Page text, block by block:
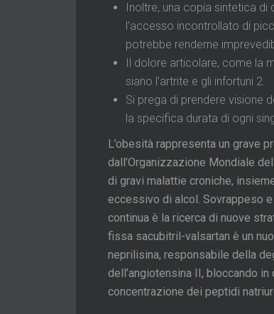
Inoltre, una copia sintetica
l’accesso incontrollato di
potrebbe renderne
Il dolore articolare, come la
siano l’artrite e gli infortuni 2.
Si prega di prendere visione
la specifica durata di ogni
L’obesità rappresenta un grave
dall’Organizzazione Mondiale
di gravi malattie croniche,
eccessivo di alcol. Sovrappeso
continua è la ricerca di nuove
fissa sacubitril-valsartan è un
neprilisina, responsabile della
dell’angiotensina II, bloccando
concentrazione dei peptidi